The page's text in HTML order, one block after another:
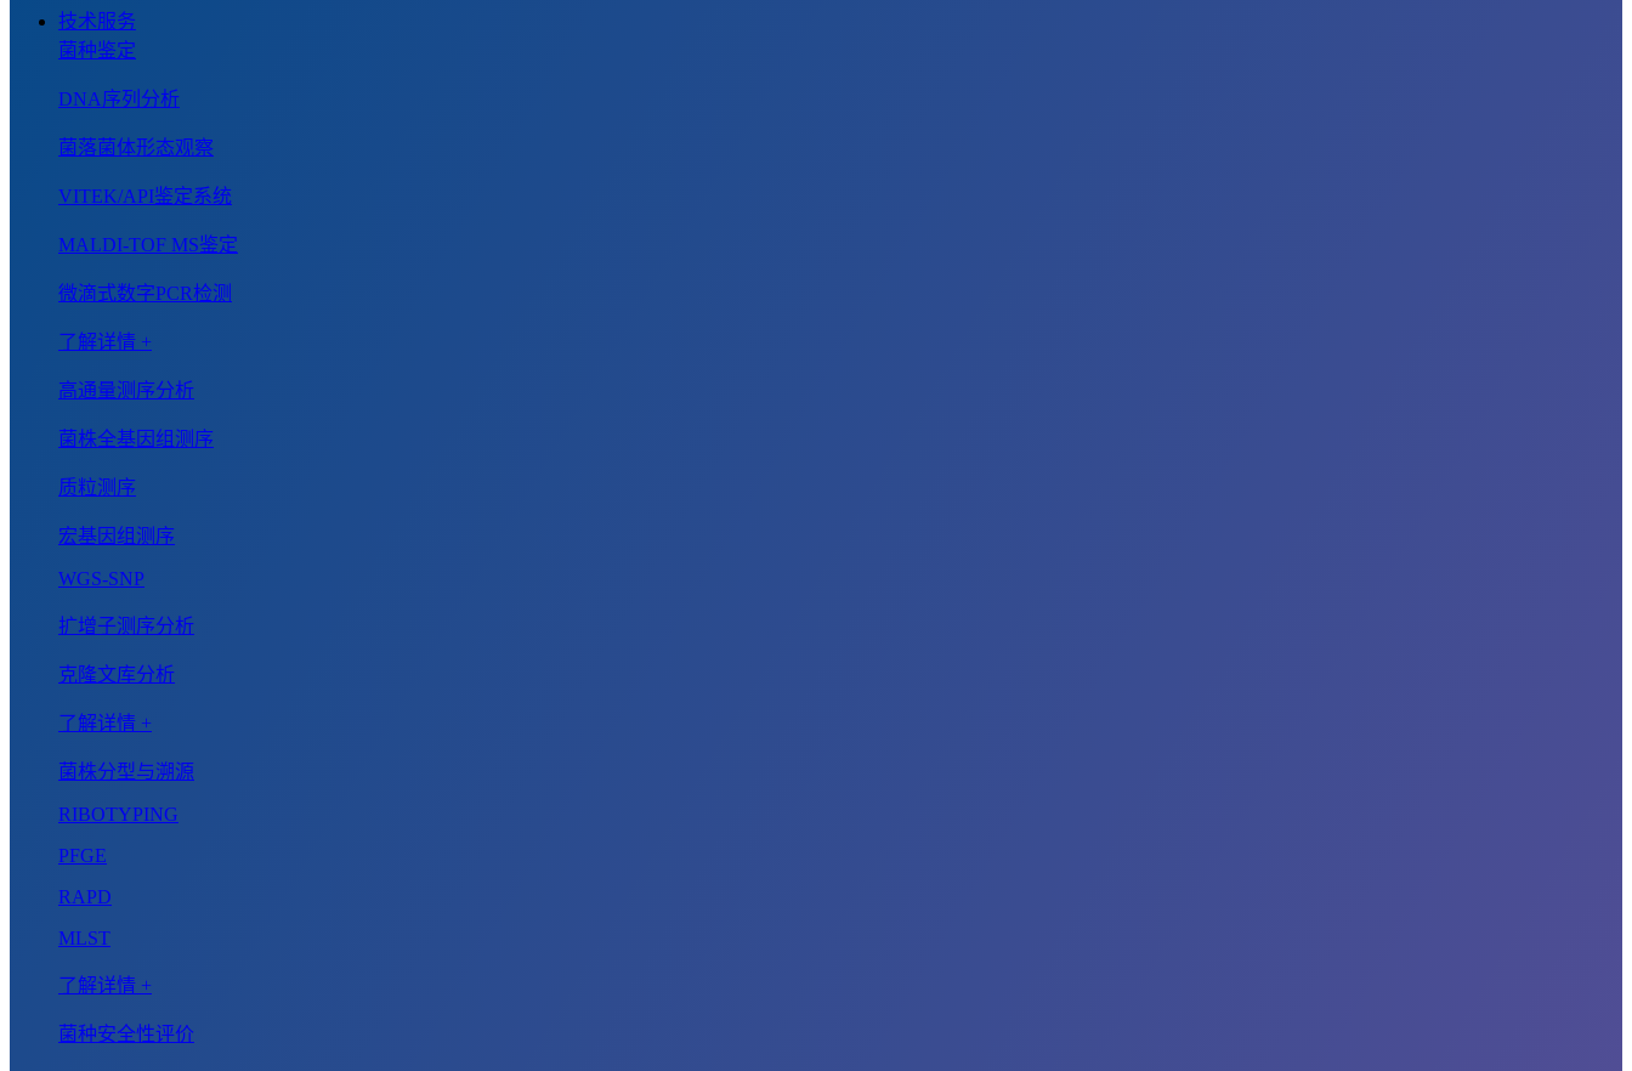
技术服务
菌种鉴定
DNA序列分析
菌落菌体形态观察
VITEK/API鉴定系统
MALDI-TOF MS鉴定
微滴式数字PCR检测
了解详情 +
高通量测序分析
菌株全基因组测序
质粒测序
宏基因组测序
WGS-SNP
扩增子测序分析
克隆文库分析
了解详情 +
菌株分型与溯源
RIBOTYPING
PFGE
RAPD
MLST
了解详情 +
菌种安全性评价